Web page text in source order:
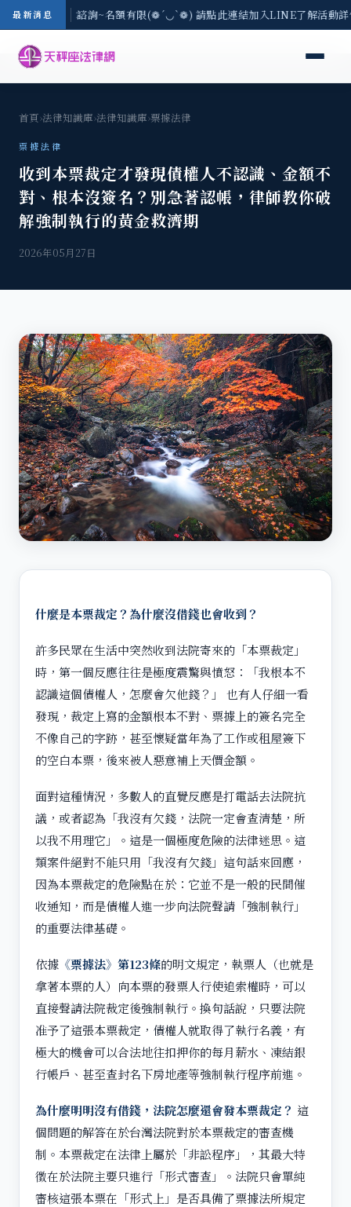
最新消息
場免費法律諮詢~名額有限(❁´◡`❁) 請點此連結加入LINE了解活動
首頁›法律知識庫›法律知識庫›票據法律
票據法律
收到本票裁定才發現債權人不認識、金額不
對、根本沒簽名？別急著認帳，律師教你破
解強制執行的黃金救濟期
2026年05月27日
什麼是本票裁定？為什麼沒借錢也會收到？
許多民眾在生活中突然收到法院寄來的「本票裁定」
時，第一個反應往往是極度震驚與憤怒：「我根本不
認識這個債權人，怎麼會欠他錢？」 也有人仔細一看
發現，裁定上寫的金額根本不對、票據上的簽名完全
不像自己的字跡，甚至懷疑當年為了工作或租屋簽下
的空白本票，後來被人惡意補上天價金額。
面對這種情況，多數人的直覺反應是打電話去法院抗
議，或者認為「我沒有欠錢，法院一定會查清楚，所
以我不用理它」。這是一個極度危險的法律迷思。這
類案件絕對不能只用「我沒有欠錢」這句話來回應，
因為本票裁定的危險點在於：它並不是一般的民間催
收通知，而是債權人進一步向法院聲請「強制執行」
的重要法律基礎。
依據 《票據法》第123條的明文規定，執票人（也就是
拿著本票的人）向本票的發票人行使追索權時，可以
直接聲請法院裁定後強制執行。換句話說，只要法院
准予了這張本票裁定，債權人就取得了執行名義，有
極大的機會可以合法地往扣押你的每月薪水、凍結銀
行帳戶、甚至查封名下房地產等強制執行程序前進。
為什麼明明沒有借錢，法院怎麼還會發本票裁定？ 這
個問題的解答在於台灣法院對於本票裁定的審查機
制。本票裁定在法律上屬於「非訟程序」，其最大特
徵在於法院主要只進行「形式審查」。法院只會單純
審核這張本票在「形式上」是否具備了票據法所規定